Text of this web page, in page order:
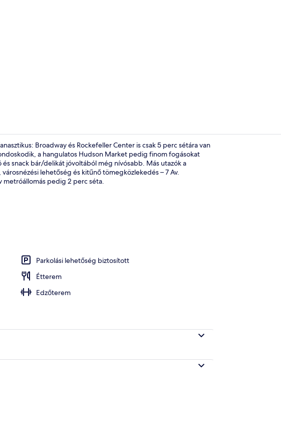
Broadway és Rockefeller Center is csak 5 perc sétára van
a hangulatos Hudson Market pedig finom fogásokat
snack bár/delikát jóvoltából még nívósabb. Más utazók a
lehetőség és kitűnő tömegközlekedés – 7 Av.
metróállomás pedig 2 perc séta.
Parkolási lehetőség biztosított
Étterem
Edzőterem